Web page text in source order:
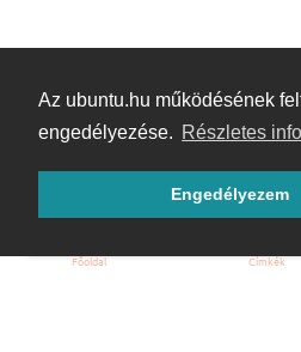
Az ubuntu.hu működésének
engedélyezése. Részletes
Engedélyezem
Hoppá! Valami hiba történt.
Főoldal Címkék